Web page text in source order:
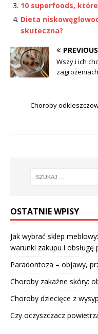
10 superfoods,
Dieta
skuteczna?
PREVIOUS
Wszy i ich
Choroby
OSTATNIE WPISY
Jak wybrać sklep
warunki zakupu i obsługę
Paradontoza – objawy,
Choroby zakaźne skóry:
Choroby dziecięce z
Czy oczyszczacz